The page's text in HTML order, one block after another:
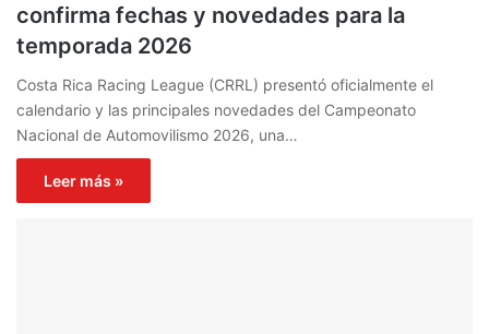
confirma fechas y novedades para la
temporada 2026
Costa Rica Racing League (CRRL) presentó oficialmente el
calendario y las principales novedades del Campeonato
Nacional de Automovilismo 2026, una…
Leer más »